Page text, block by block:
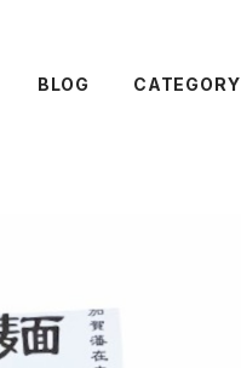
BLOG CATEGORY